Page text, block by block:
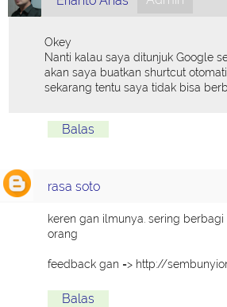
Okey
Nanti kalau saya ditunjuk Google
akan saya buatkan shurtcut
sekarang tentu saya tidak bisa
Balas
rasa soto
keren gan ilmunya. sering
orang
feedback gan => http://
Balas